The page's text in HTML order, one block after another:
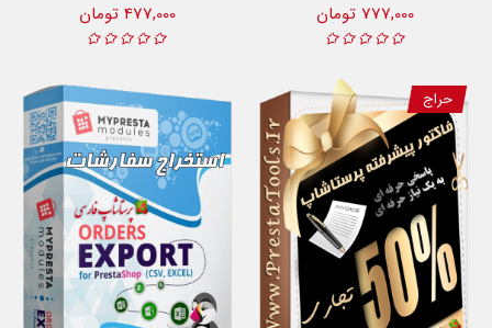
777,000 تومان
477,000 تومان
حراج